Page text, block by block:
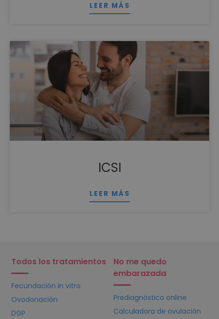
LEER MÁS
ICSI
LEER MÁS
Todos los tratamientos
Fecundación in vitro
Ovodonación
DGP
No me quedo
embarazada
Prediagnóstico online
Calculadora de ovulación